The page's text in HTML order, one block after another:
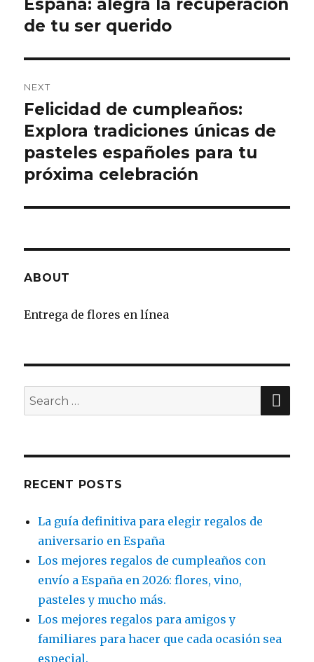
España: alegra la recuperación
de tu ser querido
NEXT
Next
post:
Felicidad de cumpleaños:
Explora tradiciones únicas de
pasteles españoles para tu
próxima celebración
ABOUT
Entrega de flores en línea
Search
for:
RECENT POSTS
La guía definitiva para elegir regalos de
aniversario en España
Los mejores regalos de cumpleaños con
envío a España en 2026: flores, vino,
pasteles y mucho más.
Los mejores regalos para amigos y
familiares para hacer que cada ocasión sea
especial.